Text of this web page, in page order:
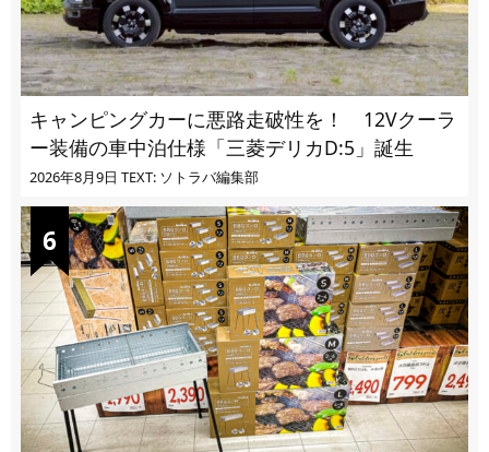
キャンピングカーに悪路走破性を！ 12Vクーラ
ー装備の車中泊仕様「三菱デリカD:5」誕生
2026年8月9日 TEXT: ソトラバ編集部